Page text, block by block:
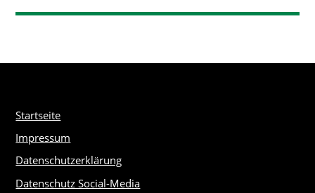
Startseite
Impressum
Datenschutzerklärung
Datenschutz Social-Media